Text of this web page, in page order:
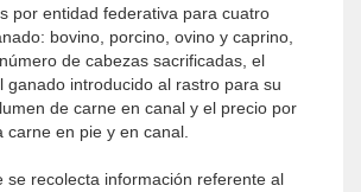
por entidad federativa para cuatro
bovino, porcino, ovino y caprino,
de cabezas sacrificadas, el
ganado introducido al rastro para su
de carne en canal y el precio por
carne en pie y en canal.
se recolecta información referente al